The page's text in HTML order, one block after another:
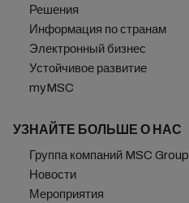
Решения
Информация по странам
Электронный бизнес
Устойчивое развитие
myMSC
УЗНАЙТЕ БОЛЬШЕ О НАС
Группа компаний MSC Group
Новости
Мероприятия